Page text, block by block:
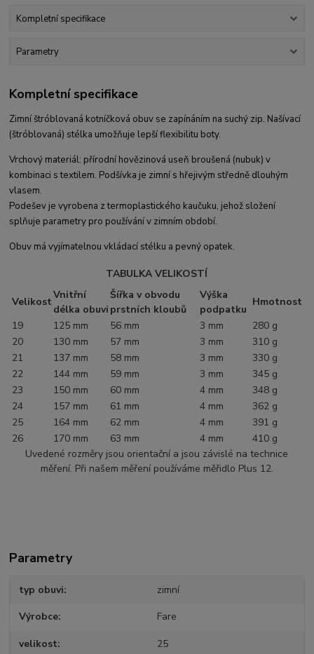
Kompletní specifikace
Parametry
Kompletní specifikace
Zimní štróblovaná kotníčková obuv se zapínáním na suchý zip. Našívací
(štróblovaná) stélka umožňuje lepší flexibilitu boty.
Vrchový materiál: přírodní hovězinová useň broušená (nubuk) v
kombinaci s textilem. Podšívka je zimní s hřejivým středně dlouhým
vlasem.
Podešev je vyrobena z termoplastického kaučuku, jehož složení
splňuje parametry pro používání v zimním období.
Obuv má vyjímatelnou vkládací stélku a pevný opatek.
TABULKA VELIKOSTÍ
Velikost
Vnitřní
délka obuvi
Šířka v obvodu
prstních kloubů
Výška
podpatku
Hmotnost
19
125 mm 56 mm 3 mm
280 g
20
130 mm 57 mm 3 mm
310 g
21
137 mm 58 mm 3 mm
330 g
22
144 mm 59 mm 3 mm
345 g
23
150 mm 60 mm 4 mm
348 g
24
157 mm 61 mm 4 mm
362 g
25
164 mm 62 mm 4 mm
391 g
26
170 mm 63 mm 4 mm
410 g
Uvedené rozměry jsou orientační a jsou závislé na technice
měření. Při našem měření používáme měřidlo Plus 12.
Parametry
typ obuvi zimní
Výrobce Fare
velikost 25